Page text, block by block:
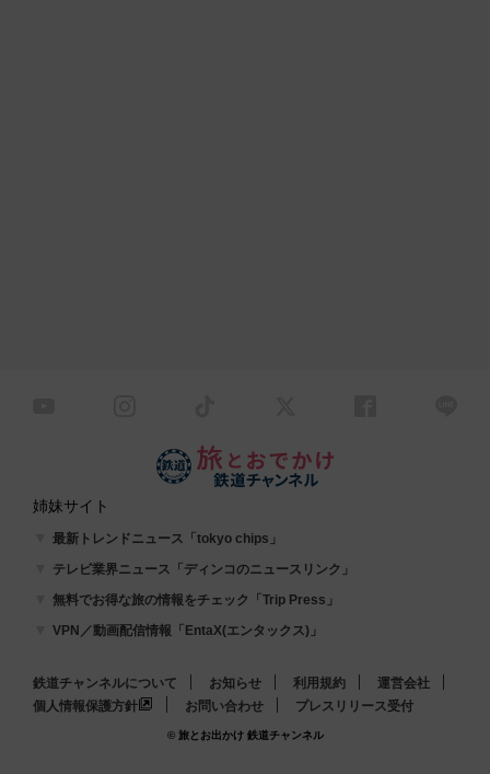
姉妹サイト
最新トレンドニュース「tokyo chips」
テレビ業界ニュース「ディンコのニュースリンク」
無料でお得な旅の情報をチェック「Trip Press」
VPN／動画配信情報「EntaX(エンタックス)」
鉄道チャンネルについて お知らせ 利用規約
運営会社
個人情報保護方針
お問い合わせ プレスリリース受付
© 旅とお出かけ 鉄道チャンネル